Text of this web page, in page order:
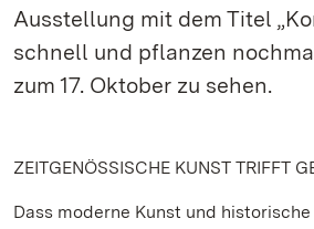
Ausstellung mit dem Titel
schnell und pflanzen
zum 17. Oktober zu sehen.
ZEITGENÖSSISCHE KUNST TRIFFT
Dass moderne Kunst und